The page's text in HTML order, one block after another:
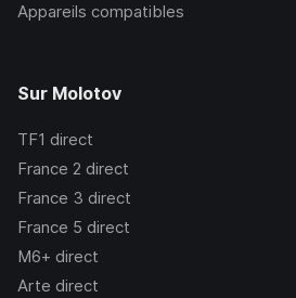
Appareils compatibles
Sur Molotov
TF1 direct
France 2 direct
France 3 direct
France 5 direct
M6+ direct
Arte direct